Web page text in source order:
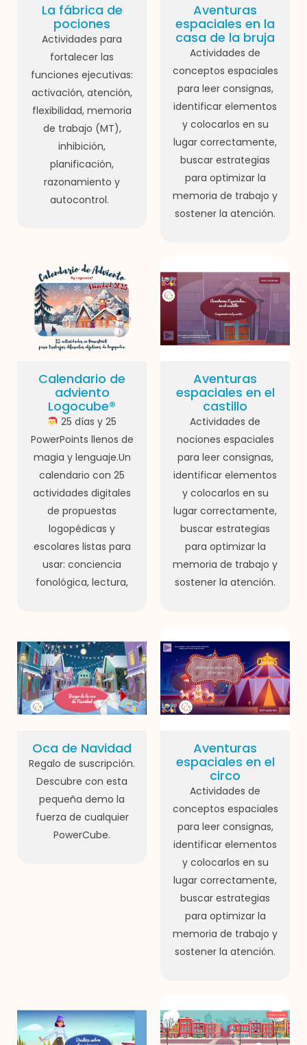
La fábrica de
pociones
Actividades para
fortalecer las
funciones ejecutivas:
activación, atención,
flexibilidad, memoria
de trabajo (MT),
inhibición,
planificación,
razonamiento y
autocontrol.
Aventuras
espaciales en la
casa de la bruja
Actividades de
conceptos espaciales
para leer consignas,
identificar elementos
y colocarlos en su
lugar correctamente,
buscar estrategias
para optimizar la
memoria de trabajo y
sostener la atención.
Calendario de
adviento
Logocube®
25 días y 25
PowerPoints llenos de
magia y lenguaje.Un
calendario con 25
actividades digitales
de propuestas
logopédicas y
escolares listas para
usar: conciencia
fonológica, lectura,
Aventuras
espaciales en el
castillo
Actividades de
nociones espaciales
para leer consignas,
identificar elementos
y colocarlos en su
lugar correctamente,
buscar estrategias
para optimizar la
memoria de trabajo y
sostener la atención.
Oca de Navidad
Regalo de suscripción.
Descubre con esta
pequeña demo la
fuerza de cualquier
PowerCube.
Aventuras
espaciales en el
circo
Actividades de
conceptos espaciales
para leer consignas,
identificar elementos
y colocarlos en su
lugar correctamente,
buscar estrategias
para optimizar la
memoria de trabajo y
sostener la atención.